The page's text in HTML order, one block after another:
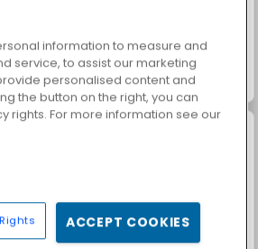
Grand Mahjong Connect
Royal Story
information to measure and
service, to assist our marketing
personalised content and
the button on the right, you can
rights. For more information see our
ACCEPT COOKIES